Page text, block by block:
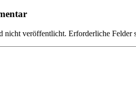
nicht veröffentlicht. Erforderliche Felder